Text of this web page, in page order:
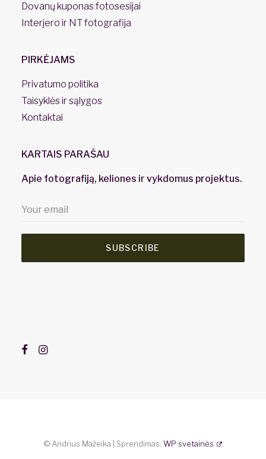
Dovanų kuponas fotosesijai
Interjero ir NT fotografija
PIRKĖJAMS
Privatumo politika
Taisyklės ir sąlygos
Kontaktai
KARTAIS PARAŠAU
Apie fotografiją, keliones ir vykdomus projektus.
SUBSCRIBE
© Andrius Mažeika | Sprendimas: WP svetainės